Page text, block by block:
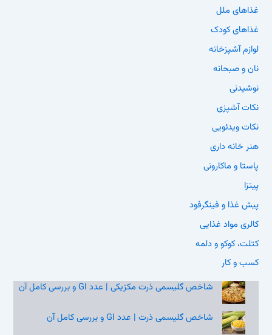
غذاهای ملل
غذاهای کودک
لوازم آشپزخانه
نان و صبحانه
نوشیدنی
نکات آشپزی
نکات ویدئویی
هنر خانه داری
پاستا و ماکارونی
پیتزا
پیش غذا و فینگرفود
کالری مواد غذایی
کتلت، کوکو و دلمه
کسب و کار
شاخص گلیسمی ذرت مکزیکی | عدد GI و بررسی کامل آن
شاخص گلیسمی ذرت | عدد GI و بررسی کامل آن